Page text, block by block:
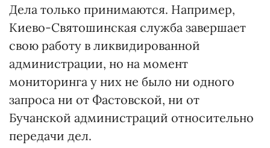
Дела только принимаются. Например,
Киево-Святошинская служба завершает
свою работу в ликвидированной
администрации, но на момент
мониторинга у них не было ни одного
запроса ни от Фастовской, ни от
Бучанской администраций относительно
передачи дел.